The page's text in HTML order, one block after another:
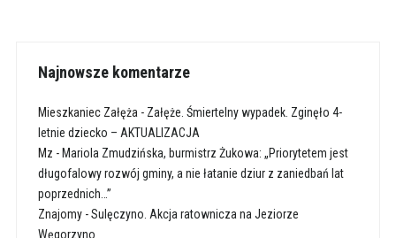
Najnowsze komentarze
Mieszkaniec Załęża - Załęże. Śmiertelny wypadek. Zginęło 4-
letnie dziecko – AKTUALIZACJA
Mz - Mariola Zmudzińska, burmistrz Żukowa: „Priorytetem jest
długofalowy rozwój gminy, a nie łatanie dziur z zaniedbań lat
poprzednich…”
Znajomy-Sulęczyno. Akcja ratownicza na Jeziorze
Węgorzyno